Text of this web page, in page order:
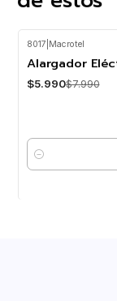
OFF
8017 Macrotel
Alargador
$5.990$7.990
Cantidad